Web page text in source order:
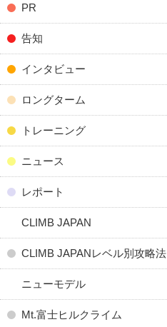
PR
告知
インタビュー
ロングターム
トレーニング
ニュース
レポート
CLIMB JAPAN
CLIMB JAPANレベル別攻略法
ニューモデル
Mt.富士ヒルクライム